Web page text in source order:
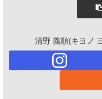
清野 義順(キヨノ